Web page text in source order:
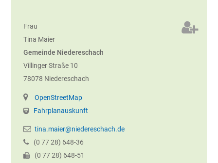
Frau
Tina Maier
Gemeinde Niedereschach
Villinger Straße 10
78078 Niedereschach
OpenStreetMap
Fahrplanauskunft
tina.maier@niedereschach.de
(0 7728) 648-36
(0 7728) 648-51